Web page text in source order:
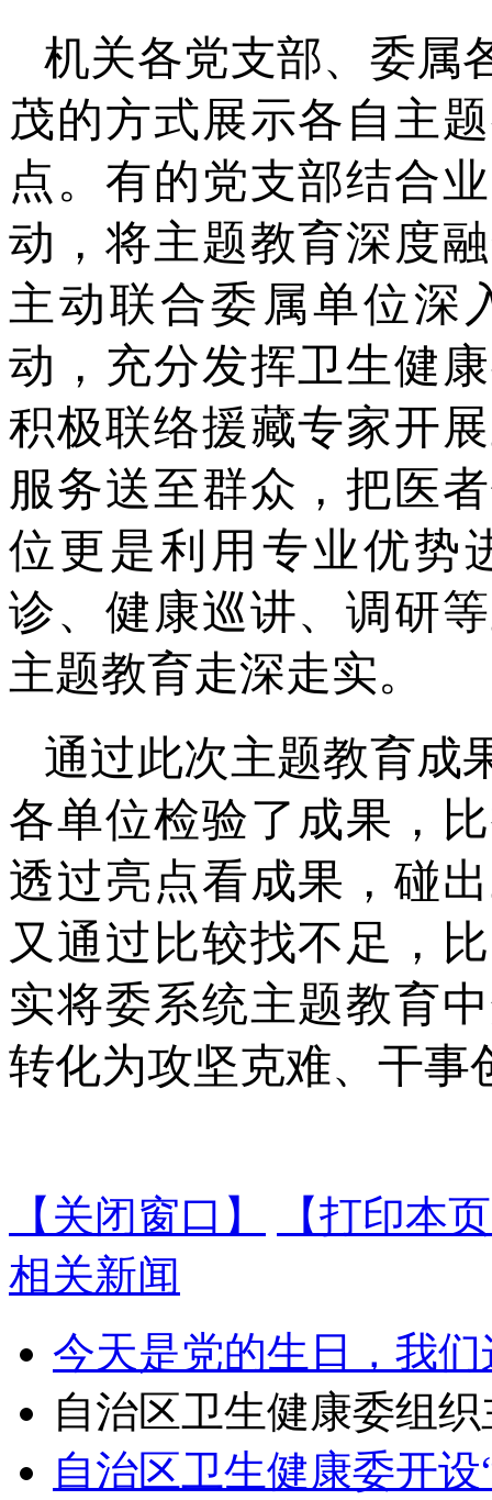
机关各党支部、委属
茂的方式展示各自主
点。有的党支部结合
动，将主题教育深度
主动联合委属单位深
动，充分发挥卫生健
积极联络援藏专家开
服务送至群众，把医
位更是利用专业优势
诊、健康巡讲、调研
主题教育走深走实。
通过此次主题教育成
各单位检验了成果，
透过亮点看成果，碰
又通过比较找不足，
实将委系统主题教育
转化为攻坚克难、干事
【关闭窗口】
【打印本
相关新闻
今天是党的生日，我
自治区卫生健康委组
自治区卫生健康委开